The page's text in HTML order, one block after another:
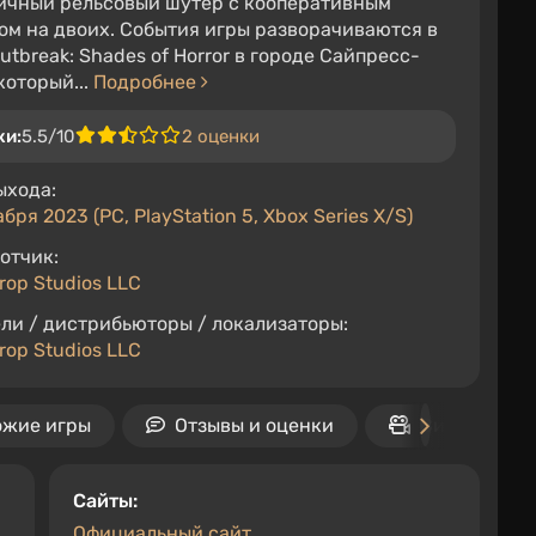
на двоих. События игры разворачиваются в
Shades of Horror в городе Сайпресс-
Подробнее
5.5/10 2 оценки
2023 (PC, PlayStation 5, Xbox Series X/S)
Studios LLC
/ дистрибьюторы / локализаторы:
Studios LLC
игры Отзывы и оценки Видео
Cайты: